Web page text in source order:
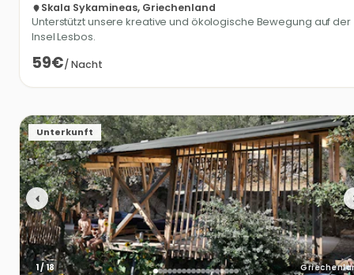
Skala Sykamineas, Griechenland
Unterstützt unsere kreative und ökologische Bewegung auf der
Insel Lesbos.
59€/Nacht
Unterkunft
1/18